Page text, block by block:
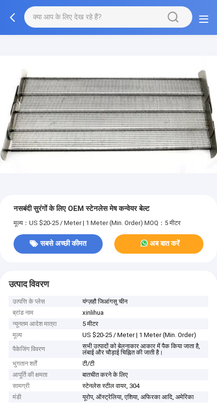
नसबंदी सुरंगों के लिए OEM स्टेनलेस मेष कन्वेयर बेल्ट
मूल्य：US $20-25 / Meter | 1 Meter (Min. Order) MOQ：5 मीटर
सबसे अच्छी कीमत अब बात करें
उत्पाद विवरण
उत्पत्ति के प्लेस
यंग्ज़हौ जिआंगसु चीन
ब्रांड नाम
xinlihua
न्यूनतम आदेश मात्रा
5 मीटर
मूल्य
US $20-25 / Meter | 1 Meter (Min. Order)
पैकेजिंग विवरण
सभी उत्पादों को बेलनाकार आकार में पैक किया जाता है,
लंबाई और चौड़ाई चिह्नित की जाती है।
भुगतान शर्तें
टी/टी
आपूर्ति की क्षमता
बातचीत करने के लिए
सामग्री
स्टेनलेस स्टील वायर, 304
मंडी
यूरोप, ऑस्ट्रेलिया, एशिया, अफिरका आदि, अमेरिका